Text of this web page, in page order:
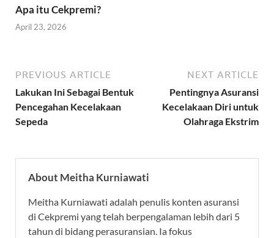
Apa itu Cekpremi?
April 23, 2026
PREVIOUS ARTICLE
Lakukan Ini Sebagai Bentuk
Pencegahan Kecelakaan
Sepeda
NEXT ARTICLE
Pentingnya Asuransi
Kecelakaan Diri untuk
Olahraga Ekstrim
About Meitha Kurniawati
Meitha Kurniawati adalah penulis konten asuransi
di Cekpremi yang telah berpengalaman lebih dari 5
tahun di bidang perasuransian. Ia fokus